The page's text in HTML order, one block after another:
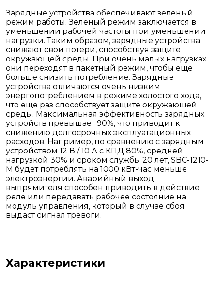
Зарядные устройства обеспечивают зеленый
режим работы. Зеленый режим заключается в
уменьшении рабочей частоты при уменьшении
нагрузки. Таким образом, зарядные устройства
снижают свои потери, способствуя защите
окружающей среды. При очень малых нагрузках
они переходят в пакетный режим, чтобы еще
больше снизить потребление. Зарядные
устройства отличаются очень низким
энергопотреблением в режиме холостого хода,
что еще раз способствует защите окружающей
среды. Максимальная эффективность зарядных
устройств превышает 90%, что приводит к
снижению долгосрочных эксплуатационных
расходов. Например, по сравнению с зарядным
устройством 12 В / 10 А с КПД 80%, средней
нагрузкой 30% и сроком службы 20 лет, SBC-1210-
M будет потреблять на 1000 кВт-час меньше
электроэнергии. Аварийный выход
выпрямителя способен приводить в действие
реле или передавать рабочее состояние на
модуль управления, который в случае сбоя
выдаст сигнал тревоги.
Характеристики